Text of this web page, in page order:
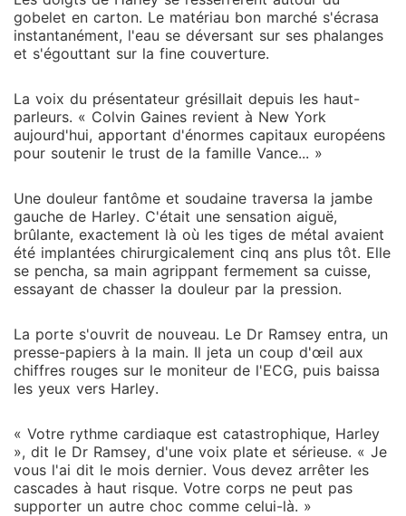
gobelet en carton. Le matériau bon marché s'écrasa
instantanément, l'eau se déversant sur ses phalanges
et s'égouttant sur la fine couverture.
La voix du présentateur grésillait depuis les haut-
parleurs. « Colvin Gaines revient à New York
aujourd'hui, apportant d'énormes capitaux européens
pour soutenir le trust de la famille Vance... »
Une douleur fantôme et soudaine traversa la jambe
gauche de Harley. C'était une sensation aiguë,
brûlante, exactement là où les tiges de métal avaient
été implantées chirurgicalement cinq ans plus tôt. Elle
se pencha, sa main agrippant fermement sa cuisse,
essayant de chasser la douleur par la pression.
La porte s'ouvrit de nouveau. Le Dr Ramsey entra, un
presse-papiers à la main. Il jeta un coup d'œil aux
chiffres rouges sur le moniteur de l'ECG, puis baissa
les yeux vers Harley.
« Votre rythme cardiaque est catastrophique, Harley
», dit le Dr Ramsey, d'une voix plate et sérieuse. « Je
vous l'ai dit le mois dernier. Vous devez arrêter les
cascades à haut risque. Votre corps ne peut pas
supporter un autre choc comme celui-là. »